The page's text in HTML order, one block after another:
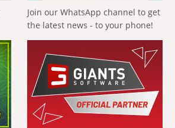
Join our WhatsApp channel to get
the latest news - to your phone!